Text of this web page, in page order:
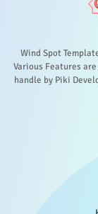
Wind Spot
Various Features
handle by Piki